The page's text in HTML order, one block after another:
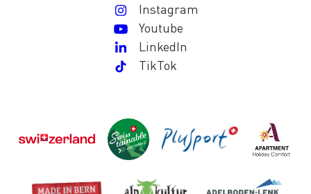
Instagram
Youtube
LinkedIn
TikTok